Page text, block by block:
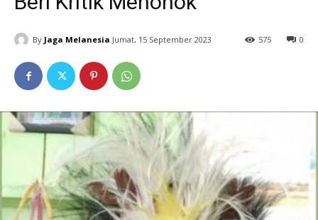
By Jaga Melanesia Jumat, 15 September 2023 0
575